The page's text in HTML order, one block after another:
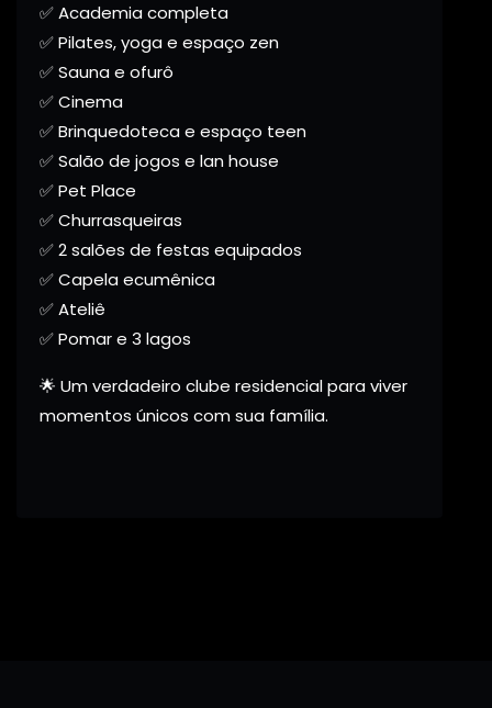
✅ Academia completa
✅ Pilates, yoga e espaço zen
✅ Sauna e ofurô
✅ Cinema
✅ Brinquedoteca e espaço teen
✅ Salão de jogos e lan house
✅ Pet Place
✅ Churrasqueiras
✅ 2 salões de festas equipados
✅ Capela ecumênica
✅ Ateliê
✅ Pomar e 3 lagos
🌟 Um verdadeiro clube residencial para viver
momentos únicos com sua família.